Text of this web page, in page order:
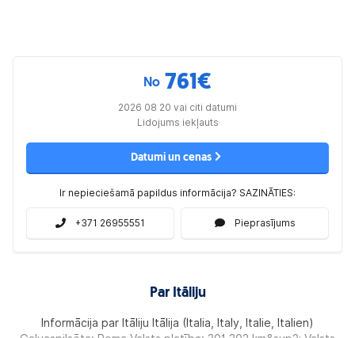
No 761€
2026 08 20 vai citi datumi
Lidojums iekļauts
Datumi un cenas
Ir nepieciešamā papildus informācija? SAZINĀTIES:
+371 26955551 Pieprasījums
Par Itāliju
Informācija par Itāliju Itālija (Italia, Italy, Italie, Italien)